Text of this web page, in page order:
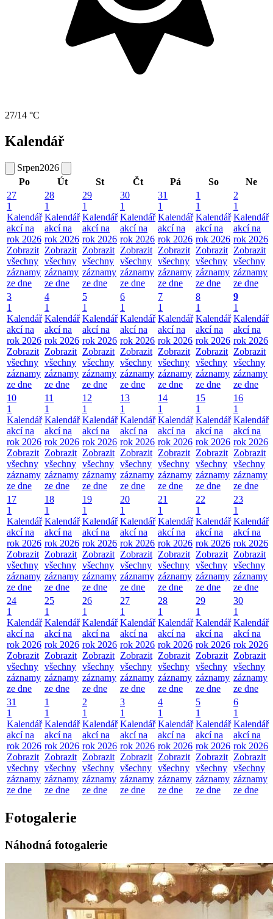
27/14 °C
Kalendář
Srpen2026
Po
Út St Čt Pá So
Ne
27
1
Kalendář
akcí na
rok 2026
Zobrazit
všechny
záznamy
ze dne
28
1
Kalendář
akcí na
rok 2026
Zobrazit
všechny
záznamy
ze dne
29
1
Kalendář
akcí na
rok 2026
Zobrazit
všechny
záznamy
ze dne
30
1
Kalendář
akcí na
rok 2026
Zobrazit
všechny
záznamy
ze dne
31
1
Kalendář
akcí na
rok 2026
Zobrazit
všechny
záznamy
ze dne
1
1
Kalendář
akcí na
rok 2026
Zobrazit
všechny
záznamy
ze dne
2
1
Kalendář
akcí na
rok 2026
Zobrazit
všechny
záznamy
ze dne
3
1
Kalendář
akcí na
rok 2026
Zobrazit
všechny
záznamy
ze dne
4
1
Kalendář
akcí na
rok 2026
Zobrazit
všechny
záznamy
ze dne
5
1
Kalendář
akcí na
rok 2026
Zobrazit
všechny
záznamy
ze dne
6
1
Kalendář
akcí na
rok 2026
Zobrazit
všechny
záznamy
ze dne
7
1
Kalendář
akcí na
rok 2026
Zobrazit
všechny
záznamy
ze dne
8
1
Kalendář
akcí na
rok 2026
Zobrazit
všechny
záznamy
ze dne
9
1
Kalendář
akcí na
rok 2026
Zobrazit
všechny
záznamy
ze dne
10
1
Kalendář
akcí na
rok 2026
Zobrazit
všechny
záznamy
ze dne
11
1
Kalendář
akcí na
rok 2026
Zobrazit
všechny
záznamy
ze dne
12
1
Kalendář
akcí na
rok 2026
Zobrazit
všechny
záznamy
ze dne
13
1
Kalendář
akcí na
rok 2026
Zobrazit
všechny
záznamy
ze dne
14
1
Kalendář
akcí na
rok 2026
Zobrazit
všechny
záznamy
ze dne
15
1
Kalendář
akcí na
rok 2026
Zobrazit
všechny
záznamy
ze dne
16
1
Kalendář
akcí na
rok 2026
Zobrazit
všechny
záznamy
ze dne
17
1
Kalendář
akcí na
rok 2026
Zobrazit
všechny
záznamy
ze dne
18
1
Kalendář
akcí na
rok 2026
Zobrazit
všechny
záznamy
ze dne
19
1
Kalendář
akcí na
rok 2026
Zobrazit
všechny
záznamy
ze dne
20
1
Kalendář
akcí na
rok 2026
Zobrazit
všechny
záznamy
ze dne
21
1
Kalendář
akcí na
rok 2026
Zobrazit
všechny
záznamy
ze dne
22
1
Kalendář
akcí na
rok 2026
Zobrazit
všechny
záznamy
ze dne
23
1
Kalendář
akcí na
rok 2026
Zobrazit
všechny
záznamy
ze dne
24
1
Kalendář
akcí na
rok 2026
Zobrazit
všechny
záznamy
ze dne
25
1
Kalendář
akcí na
rok 2026
Zobrazit
všechny
záznamy
ze dne
26
1
Kalendář
akcí na
rok 2026
Zobrazit
všechny
záznamy
ze dne
27
1
Kalendář
akcí na
rok 2026
Zobrazit
všechny
záznamy
ze dne
28
1
Kalendář
akcí na
rok 2026
Zobrazit
všechny
záznamy
ze dne
29
1
Kalendář
akcí na
rok 2026
Zobrazit
všechny
záznamy
ze dne
30
1
Kalendář
akcí na
rok 2026
Zobrazit
všechny
záznamy
ze dne
31
1
Kalendář
akcí na
rok 2026
Zobrazit
všechny
záznamy
ze dne
1
1
Kalendář
akcí na
rok 2026
Zobrazit
všechny
záznamy
ze dne
2
1
Kalendář
akcí na
rok 2026
Zobrazit
všechny
záznamy
ze dne
3
1
Kalendář
akcí na
rok 2026
Zobrazit
všechny
záznamy
ze dne
4
1
Kalendář
akcí na
rok 2026
Zobrazit
všechny
záznamy
ze dne
5
1
Kalendář
akcí na
rok 2026
Zobrazit
všechny
záznamy
ze dne
6
1
Kalendář
akcí na
rok 2026
Zobrazit
všechny
záznamy
ze dne
Fotogalerie
Náhodná fotogalerie